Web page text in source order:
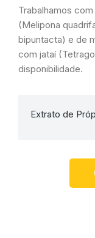
Trabalhamos
(Melipona
bipuntacta) e de
com jataí
disponibilidade.
Extrato de